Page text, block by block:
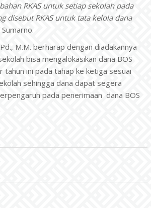
RKAS untuk setiap sekolah pada
disebut RKAS untuk tata kelola dana
Sumarno.
M.M. berharap dengan diadakannya
bisa mengalokasikan dana BOS
tahun ini pada tahap ke ketiga sesuai
sehingga dana dapat segera
pada penerimaan dana BOS